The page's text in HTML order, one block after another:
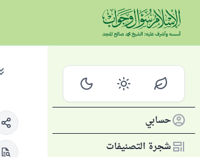
حسابي
شجرة التصنيفات